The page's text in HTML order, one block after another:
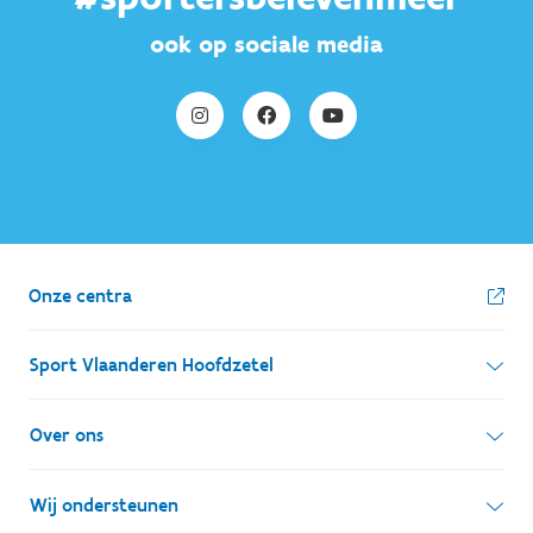
ook op sociale media
Onze centra
Sport Vlaanderen Hoofdzetel
Simon Bolivarlaan 17
1000 Brussel
Ondernemingsnummer: BE 0248.142.826
Over ons
Wie zijn we, wat doen we
Wij ondersteunen